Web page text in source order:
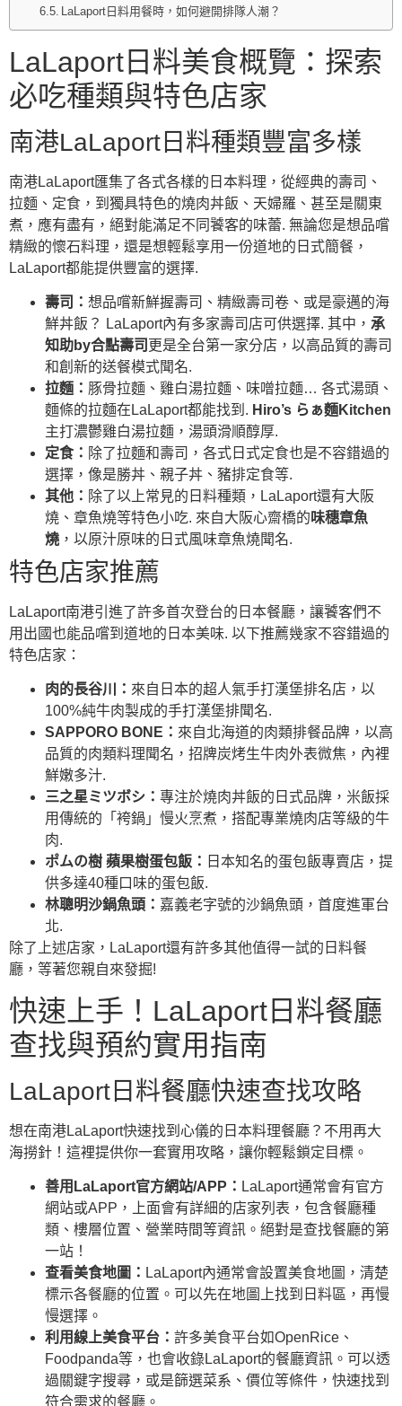
LaLaport日料用餐時，如何避開排隊人潮？
LaLaport日料美食概覽：探索
必吃種類與特色店家
南港LaLaport日料種類豐富多樣
南港LaLaport匯集了各式各樣的日本料理，從經典的壽司、
拉麵、定食，到獨具特色的燒肉丼飯、天婦羅、甚至是關東
煮，應有盡有，絕對能滿足不同饕客的味蕾. 無論您是想品嚐
精緻的懷石料理，還是想輕鬆享用一份道地的日式簡餐，
LaLaport都能提供豐富的選擇.
壽司： 想品嚐新鮮握壽司、精緻壽司卷、或是豪邁的海
鮮丼飯？ LaLaport內有多家壽司店可供選擇. 其中， 承
知助by合點壽司 更是全台第一家分店，以高品質的壽司
和創新的送餐模式聞名.
拉麵： 豚骨拉麵、雞白湯拉麵、味噌拉麵… 各式湯頭、
麵條的拉麵在LaLaport都能找到. Hiro’s らぁ麵Kitchen
主打濃鬱雞白湯拉麵，湯頭滑順醇厚.
定食： 除了拉麵和壽司，各式日式定食也是不容錯過的
選擇，像是勝丼、親子丼、豬排定食等.
其他： 除了以上常見的日料種類，LaLaport還有大阪
燒、章魚燒等特色小吃. 來自大阪心齋橋的 味穗章魚
燒 ，以原汁原味的日式風味章魚燒聞名.
特色店家推薦
LaLaport南港引進了許多首次登台的日本餐廳，讓饕客們不
用出國也能品嚐到道地的日本美味. 以下推薦幾家不容錯過的
特色店家：
肉的長谷川： 來自日本的超人氣手打漢堡排名店，以
100%純牛肉製成的手打漢堡排聞名.
SAPPORO BONE： 來自北海道的肉類排餐品牌，以高
品質的肉類料理聞名，招牌炭烤生牛肉外表微焦，內裡
鮮嫩多汁.
三之星ミツボシ： 專注於燒肉丼飯的日式品牌，米飯採
用傳統的「袴鍋」慢火烹煮，搭配專業燒肉店等級的牛
肉.
ポムの樹 蘋果樹蛋包飯： 日本知名的蛋包飯專賣店，提
供多達40種口味的蛋包飯.
林聰明沙鍋魚頭： 嘉義老字號的沙鍋魚頭，首度進軍台
北.
除了上述店家，LaLaport還有許多其他值得一試的日料餐
廳，等著您親自來發掘!
快速上手！LaLaport日料餐廳
查找與預約實用指南
LaLaport日料餐廳快速查找攻略
想在南港LaLaport快速找到心儀的日本料理餐廳？不用再大
海撈針！這裡提供你一套實用攻略，讓你輕鬆鎖定目標。
善用LaLaport官方網站/APP： LaLaport通常會有官方
網站或APP，上面會有詳細的店家列表，包含餐廳種
類、樓層位置、營業時間等資訊。絕對是查找餐廳的第
一站！
查看美食地圖： LaLaport內通常會設置美食地圖，清楚
標示各餐廳的位置。可以先在地圖上找到日料區，再慢
慢選擇。
利用線上美食平台： 許多美食平台如OpenRice、
Foodpanda等，也會收錄LaLaport的餐廳資訊。可以透
過關鍵字搜尋，或是篩選菜系、價位等條件，快速找到
符合需求的餐廳。